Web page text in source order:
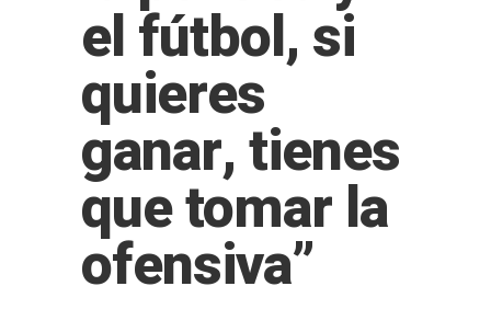
el fútbol, si
quieres
ganar, tienes
que tomar la
ofensiva”